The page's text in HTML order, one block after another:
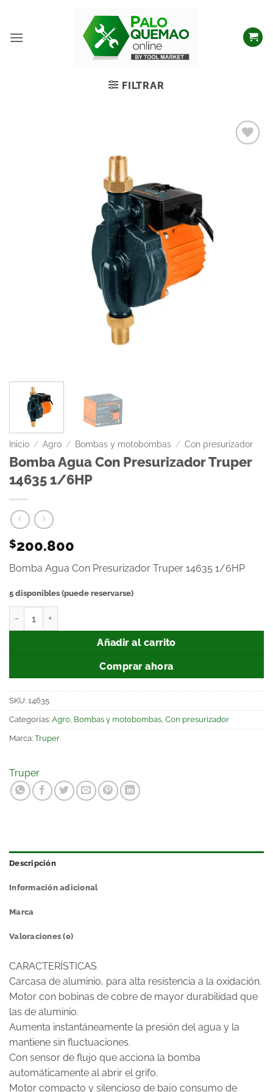
FILTRAR
Inicio / Agro / Bombas y motobombas / Con presurizador
Bomba Agua Con Presurizador Truper
14635 1/6HP
$200.800
Bomba Agua Con Presurizador Truper 14635 1/6HP
5 disponibles (puede reservarse)
Añadir al carrito
Comprar ahora
SKU: 14635
Categorías: Agro Bombas y motobombas Con presurizador
Marca: Truper
Truper
Descripción
Información adicional
Marca
Valoraciones (0)
CARACTERÍSTICAS
Carcasa de aluminio, para alta resistencia a la oxidación.
Motor con bobinas de cobre de mayor durabilidad que
las de aluminio.
Aumenta instantáneamente la presión del agua y la
mantiene sin fluctuaciones.
Con sensor de flujo que acciona la bomba
automáticamente al abrir el grifo.
Motor compacto y silencioso de bajo consumo de